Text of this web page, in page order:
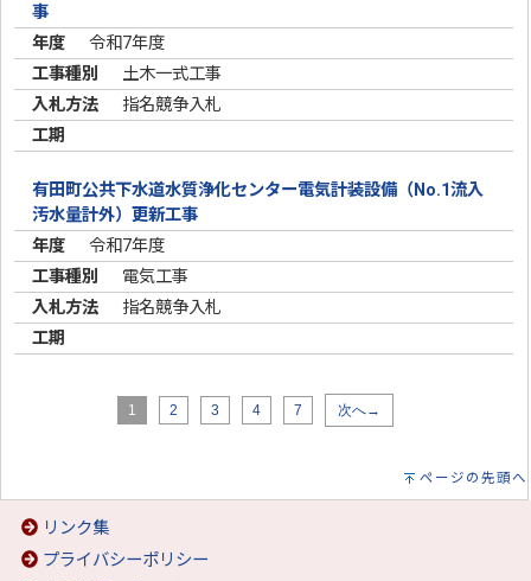
事
令和7年度
土木一式工事
指名競争入札
有田町公共下水道水質浄化センター電気計装設備（No.1流入
汚水量計外）更新工事
令和7年度
電気工事
指名競争入札
1 2 3 4 7 次へ→
ページの先頭へ
リンク集
プライバシーポリシー